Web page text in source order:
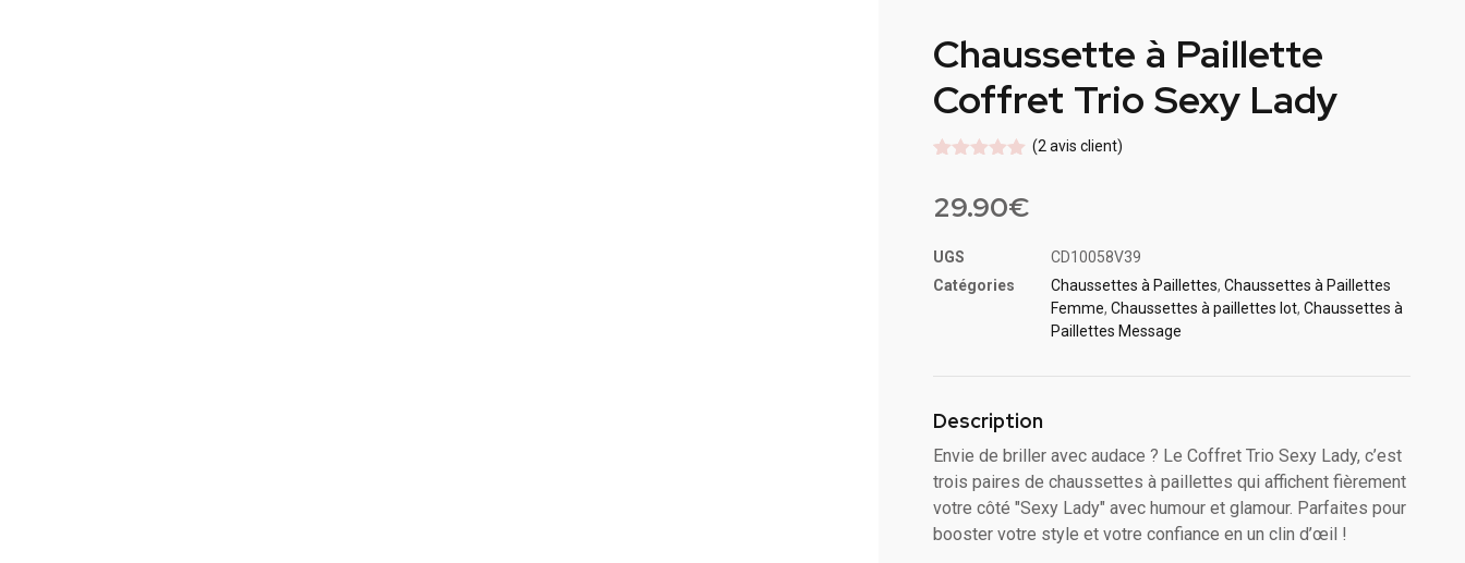
Chaussette à Paillette
Coffret Trio Sexy Lady
sur
(2 avis client)
29.90€
UGS
CD10058V39
Catégories
Chaussettes à Paillette​s,Chaussettes à Paillettes
Femme,Chaussettes à paillettes lot​,Chaussettes à
Paillettes Message​
Description
Envie de briller avec audace ? Le Coffret Trio Sexy Lady, c’est
trois paires de chaussettes à paillettes qui affichent fièrement
votre côté "Sexy Lady" avec humour et glamour. Parfaites pour
booster votre style et votre confiance en un clin d’œil !